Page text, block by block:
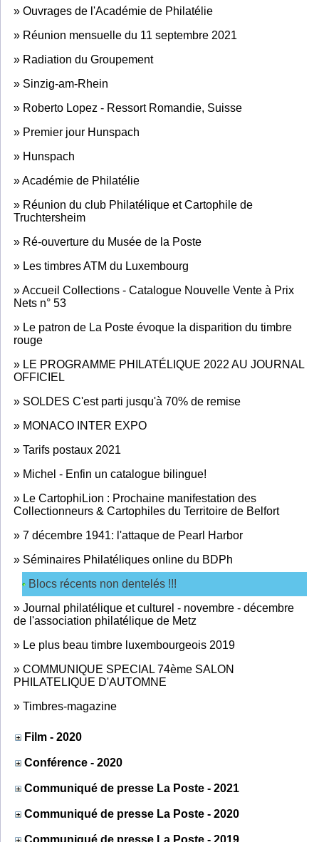
» Ouvrages de l'Académie de Philatélie
» Réunion mensuelle du 11 septembre 2021
» Radiation du Groupement
» Sinzig-am-Rhein
» Roberto Lopez - Ressort Romandie, Suisse
» Premier jour Hunspach
» Hunspach
»Académie de Philatélie
» Réunion du club Philatélique et Cartophile de
Truchtersheim
» Ré-ouverture du Musée de la Poste
» Les timbres ATM du Luxembourg
»Accueil Collections - Catalogue Nouvelle Vente à Prix
Nets n° 53
» Le patron de La Poste évoque la disparition du timbre
rouge
» LE PROGRAMME PHILATÉLIQUE 2022 AU JOURNAL
OFFICIEL
» SOLDES C'est parti jusqu'à 70% de remise
» MONACO INTER EXPO
» Tarifs postaux 2021
» Michel - Enfin un catalogue bilingue!
» Le CartophiLion : Prochaine manifestation des
Collectionneurs & Cartophiles du Territoire de Belfort
» 7 décembre 1941: l'attaque de Pearl Harbor
» Séminaires Philatéliques online du BDPh
Blocs récents non dentelés !!!
» Journal philatélique et culturel - novembre - décembre
de l'association philatélique de Metz
» Le plus beau timbre luxembourgeois 2019
» COMMUNIQUE SPECIAL 74ème SALON
PHILATELIQUE D'AUTOMNE
» Timbres-magazine
Film - 2020
Conférence - 2020
Communiqué de presse La Poste - 2021
Communiqué de presse La Poste - 2020
Communiqué de presse La Poste - 2019